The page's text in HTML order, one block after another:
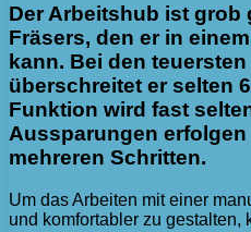
Der Arbeitshub ist grob
Fräsers, den er in
kann. Bei den
überschreitet er selten
Funktion wird fast
Aussparungen erfolgen
mehreren Schritten.
Um das Arbeiten mit einer
und komfortabler zu gestalten,